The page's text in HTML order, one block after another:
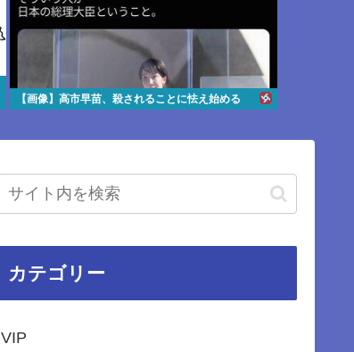
【画像】高市早苗、殺されることに怯え始める
カテゴリー
VIP